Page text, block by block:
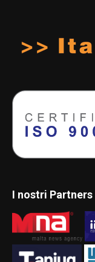
I nostri Partners